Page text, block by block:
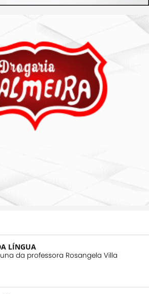
LÍNGUA
da professora Rosangela Villa